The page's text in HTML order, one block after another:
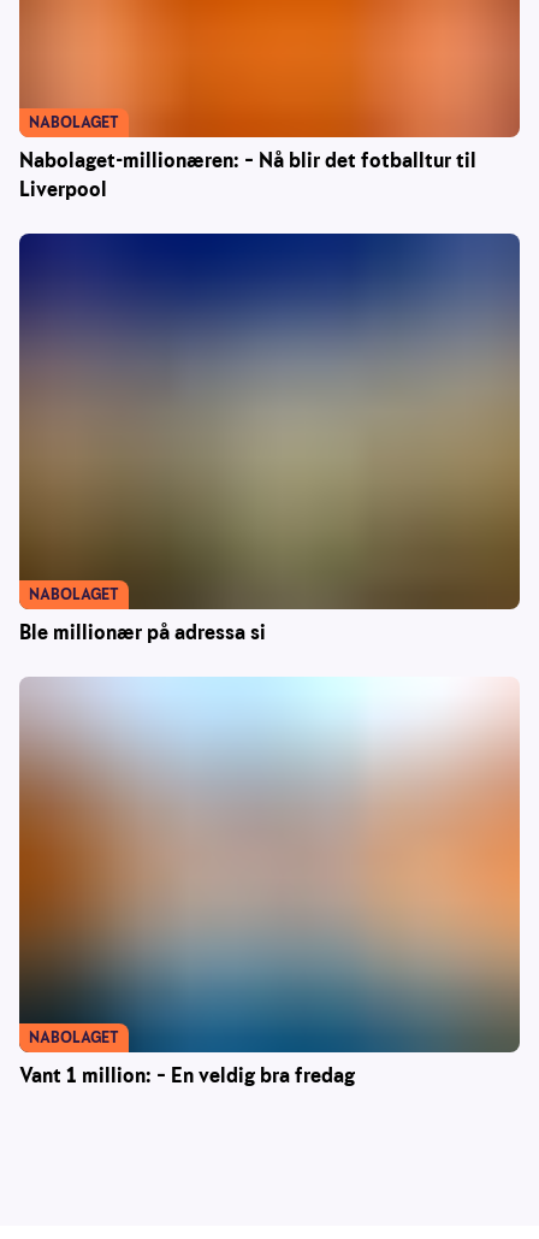
Nabolaget-millionæren: – Nå blir det fotballtur til
Liverpool
NABOLAGET
Ble millionær på adressa si
NABOLAGET
Vant 1 million: – En veldig bra fredag
NABOLAGET